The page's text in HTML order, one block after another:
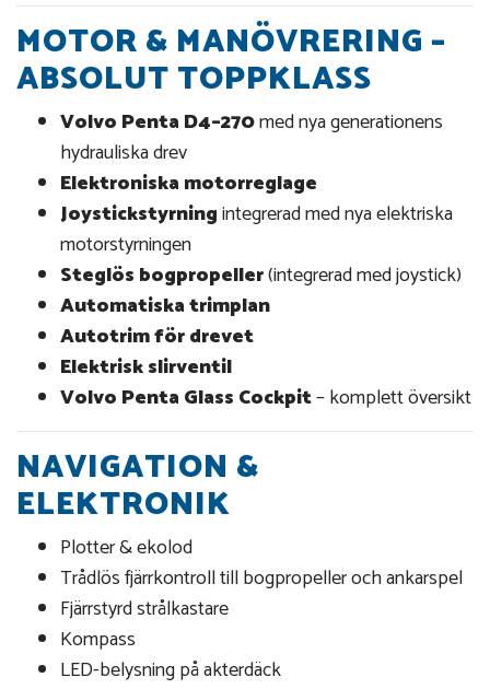
MOTOR & MANÖVRERING –
ABSOLUT TOPPKLASS
Volvo Penta D4–270med nya generationens
hydrauliska drev
Elektroniska motorreglage
Joystickstyrningintegrerad med nya elektriska
motorstyrningen
Steglös bogpropeller(integrerad med joystick)
Automatiska trimplan
Autotrim för drevet
Elektrisk slirventil
Volvo Penta Glass Cockpit– komplett översikt
NAVIGATION &
ELEKTRONIK
Plotter & ekolod
Trådlös fjärrkontroll till bogpropeller och ankarspel
Fjärrstyrd strålkastare
Kompass
LED-belysning på akterdäck